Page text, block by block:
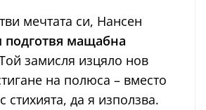
мечтата си, Нансен
подготвя мащабна
замисля изцяло нов
на полюса – вместо
стихията, да я използва.